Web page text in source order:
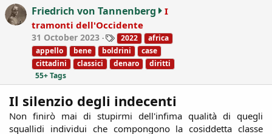
o Friedrich von Tannenberg
I
tramonti dell'Occidente
31 October 2023
T
a
g
s
2022
africa
appello
bene boldrini
case
cittadini
classici denaro
diritti
55+ Tags
Il silenzio degli indecenti
Non finirò mai di stupirmi dell'infima qualità di quegli
squallidi individui che compongono la cosiddetta classe